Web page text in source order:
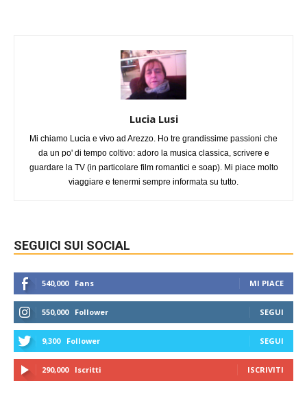
Lucia Lusi
Mi chiamo Lucia e vivo ad Arezzo. Ho tre grandissime passioni che
da un po' di tempo coltivo: adoro la musica classica, scrivere e
guardare la TV (in particolare film romantici e soap). Mi piace molto
viaggiare e tenermi sempre informata su tutto.
SEGUICI SUI SOCIAL
540,000 Fans MI PIACE
550,000 Follower SEGUI
9,300 Follower SEGUI
290,000 Iscritti ISCRIVITI